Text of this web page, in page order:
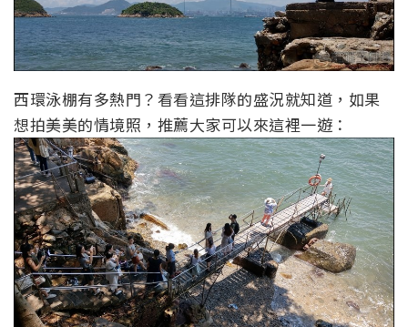
西環泳棚有多熱門？看看這排隊的盛況就知道，如果
想拍美美的情境照，推薦大家可以來這裡一遊：